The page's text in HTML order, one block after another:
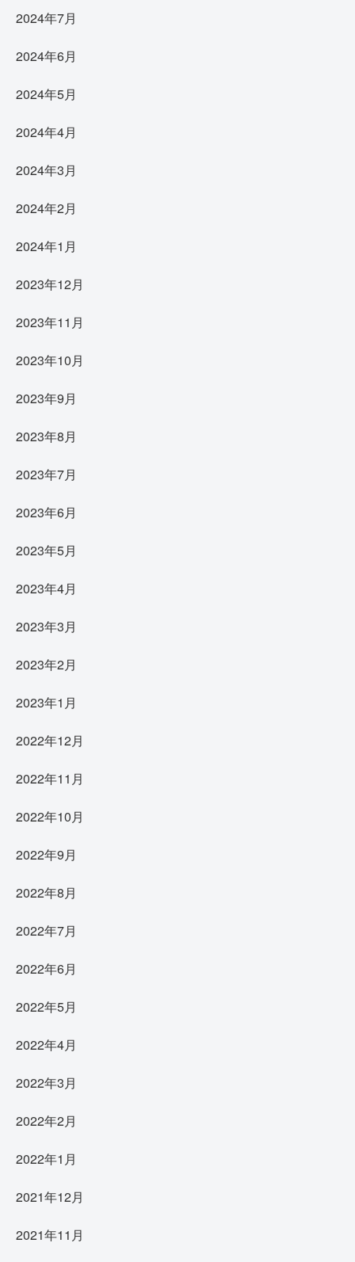
2024年7月
2024年6月
2024年5月
2024年4月
2024年3月
2024年2月
2024年1月
2023年12月
2023年11月
2023年10月
2023年9月
2023年8月
2023年7月
2023年6月
2023年5月
2023年4月
2023年3月
2023年2月
2023年1月
2022年12月
2022年11月
2022年10月
2022年9月
2022年8月
2022年7月
2022年6月
2022年5月
2022年4月
2022年3月
2022年2月
2022年1月
2021年12月
2021年11月